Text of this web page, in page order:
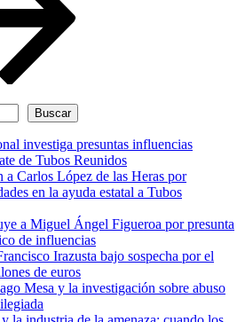
Buscar
investiga presuntas influencias
de Tubos Reunidos
a Carlos López de las Heras por
en la ayuda estatal a Tubos
a Miguel Ángel Figueroa por presunta
de influencias
Irazusta bajo sospecha por el
de euros
Mesa y la investigación sobre abuso